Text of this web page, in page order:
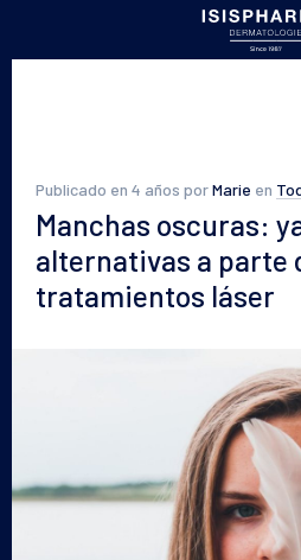
Publicado en 4 años porMarie en
Manchas oscuras:
alternativas a parte
tratamientos láser